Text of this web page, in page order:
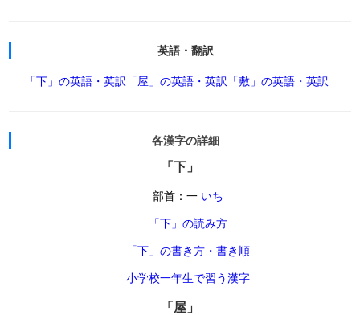
英語・翻訳
「下」の英語・英訳 「屋」の英語・英訳 「敷」の英語・英訳
各漢字の詳細
「下」
部首：一 いち
「下」の読み方
「下」の書き方・書き順
小学校一年生で習う漢字
「屋」